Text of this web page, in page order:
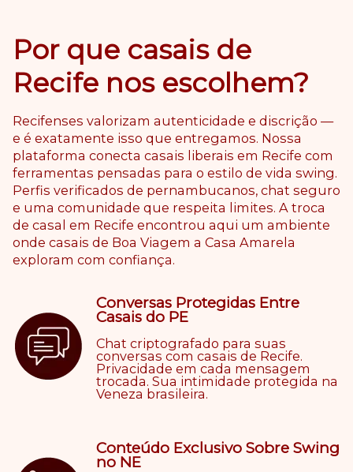
Por que casais de
Recife nos escolhem?
Recifenses valorizam autenticidade e discrição —
e é exatamente isso que entregamos. Nossa
plataforma conecta casais liberais em Recife com
ferramentas pensadas para o estilo de vida swing.
Perfis verificados de pernambucanos, chat seguro
e uma comunidade que respeita limites. A troca
de casal em Recife encontrou aqui um ambiente
onde casais de Boa Viagem a Casa Amarela
exploram com confiança.
Conversas Protegidas Entre
Casais do PE
Chat criptografado para suas
conversas com casais de Recife.
Privacidade em cada mensagem
trocada. Sua intimidade protegida na
Veneza brasileira.
Conteúdo Exclusivo Sobre Swing
no NE